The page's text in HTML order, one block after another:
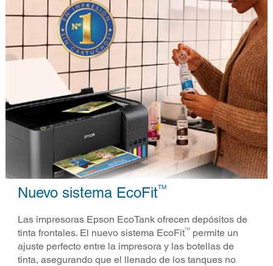
Nuevo sistema EcoFitTM
Las impresoras Epson EcoTank ofrecen depósitos de
tinta frontales. El nuevo sistema EcoFitTM
permite un
ajuste perfecto entre la impresora y las botellas de
tinta, asegurando que el llenado de los tanques no